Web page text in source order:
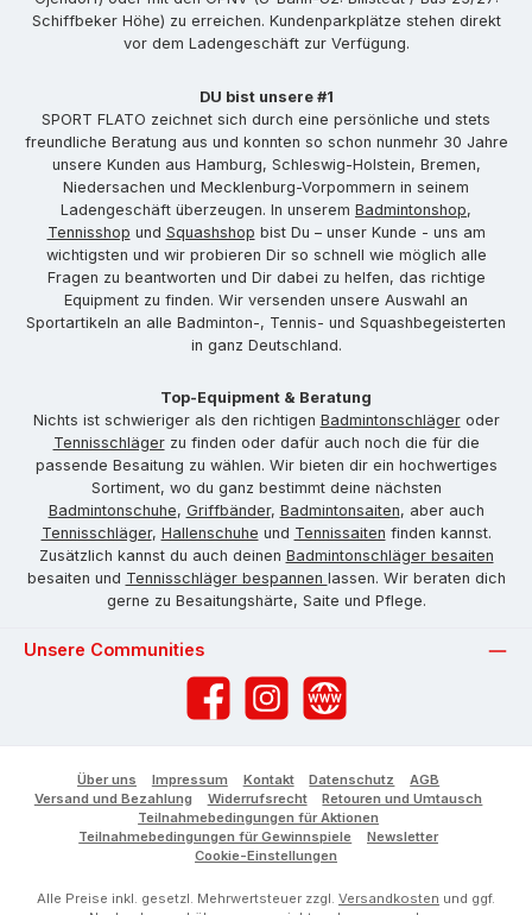
Schiffbeker Höhe) zu erreichen. Kundenparkplätze stehen direkt
vor dem Ladengeschäft zur Verfügung.
DU bist unsere #1
SPORT FLATO zeichnet sich durch eine persönliche und stets
freundliche Beratung aus und konnten so schon nunmehr 30 Jahre
unsere Kunden aus Hamburg, Schleswig-Holstein, Bremen,
Niedersachen und Mecklenburg-Vorpommern in seinem
Ladengeschäft überzeugen. In unserem Badmintonshop,
Tennisshop und Squashshop bist Du – unser Kunde - uns am
wichtigsten und wir probieren Dir so schnell wie möglich alle
Fragen zu beantworten und Dir dabei zu helfen, das richtige
Equipment zu finden. Wir versenden unsere Auswahl an
Sportartikeln an alle Badminton-, Tennis- und Squashbegeisterten
in ganz Deutschland.
Top-Equipment & Beratung
Nichts ist schwieriger als den richtigen Badmintonschlägeroder
Tennisschlägerzu finden oder dafür auch noch die für die
passende Besaitung zu wählen. Wir bieten dir ein hochwertiges
Sortiment, wo du ganz bestimmt deine nächsten
Badmintonschuhe, Griffbänder, Badmintonsaiten, aber auch
Tennisschläger, Hallenschuhe und Tennissaiten finden kannst.
Zusätzlich kannst du auch deinen Badmintonschläger besaiten
besaiten und Tennisschläger bespannen lassen. Wir beraten dich
gerne zu Besaitungshärte, Saite und Pflege.
Unsere Communities
FacebookInstagramWebsite
Über uns Impressum Kontakt Datenschutz
AGB
Versand und Bezahlung
Widerrufsrecht
Retouren und Umtausch
Teilnahmebedingungen für Aktionen
Teilnahmebedingungen für Gewinnspiele
Newsletter
Cookie-Einstellungen
Alle Preise inkl. gesetzl. Mehrwertsteuer zzgl. Versandkosten und ggf.